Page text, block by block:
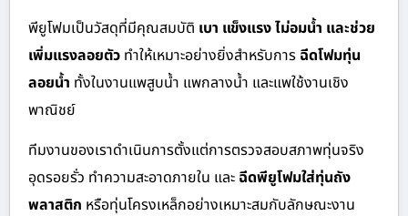
พียูโฟมเป็นวัสดุที่มีคุณสมบัติ เบา แข็งแรง ไม่อมน้ำ และช่วย
เพิ่มแรงลอยตัว ทำให้เหมาะอย่างยิ่งสำหรับการ ฉีดโฟมทุ่น
ลอยน้ำ ทั้งในงานแพสูบน้ำ แพกลางน้ำ และแพใช้งานเชิง
พาณิชย์
ทีมงานของเราดำเนินการตั้งแต่การตรวจสอบสภาพทุ่นจริง
อุดรอยรั่ว ทำความสะอาดภายใน และ ฉีดพียูโฟมใส่ทุ่นถัง
พลาสติก หรือทุ่นโครงเหล็กอย่างเหมาะสมกับลักษณะงาน